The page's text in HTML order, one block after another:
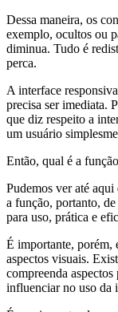
Dessa maneira, os
exemplo, ocultos ou
diminua. Tudo é
perca.
A interface
precisa ser imediata.
que diz respeito a
um usuário
Então, qual é a
Pudemos ver até
a função, portanto,
para uso, prática e
É importante, porém,
aspectos visuais.
compreenda
influenciar no uso da